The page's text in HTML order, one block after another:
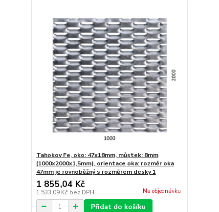
Tahokov Fe, oko: 47x18mm, můstek: 8mm
(1000x2000x1,5mm), orientace oka: rozměr oka
47mm je rovnoběžný s rozměrem desky 1
1 855,04 Kč
1 533,09 Kč bez DPH Na objednávku
Přidat do košíku